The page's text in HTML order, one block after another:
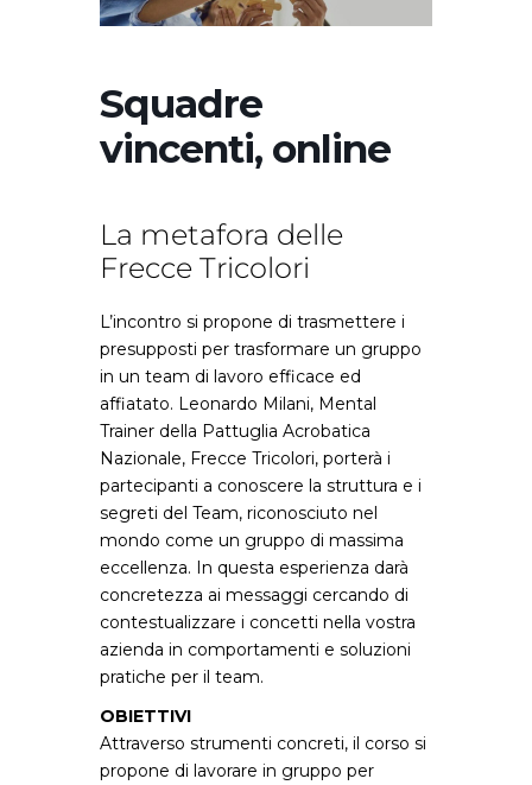
Squadre
vincenti, online
La metafora delle
Frecce Tricolori
L’incontro si propone di trasmettere i
presupposti per trasformare un gruppo
in un team di lavoro efficace ed
affiatato. Leonardo Milani, Mental
Trainer della Pattuglia Acrobatica
Nazionale, Frecce Tricolori, porterà i
partecipanti a conoscere la struttura e i
segreti del Team, riconosciuto nel
mondo come un gruppo di massima
eccellenza. In questa esperienza darà
concretezza ai messaggi cercando di
contestualizzare i concetti nella vostra
azienda in comportamenti e soluzioni
pratiche per il team.
OBIETTIVI
Attraverso strumenti concreti, il corso si
propone di lavorare in gruppo per